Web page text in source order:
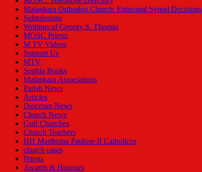
Malankara Orthodox Church: Episcopal Synod Decisions
Submissions
Writings of Georgy S. Thomas
MOSC Priests
M TV Videos
Support Us
MTV
Sophia Books
Malankara Associations
Parish News
Articles
Diocesan News
Church News
Gulf Churches
Church Teachers
HH Marthoma Paulose II Catholicos
church cases
Priests
Awards & Honours